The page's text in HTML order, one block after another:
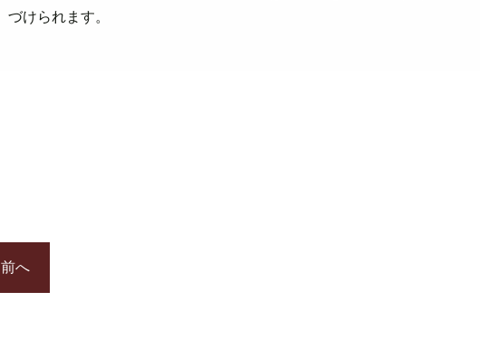
づけられます。
前へ